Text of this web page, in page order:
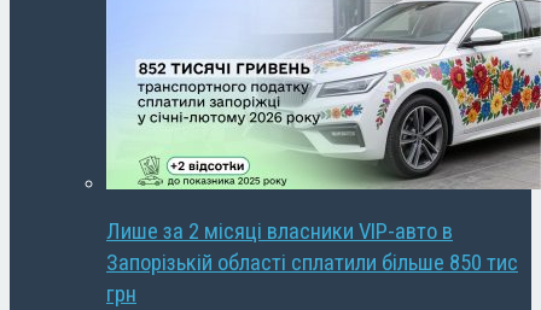
Лише за 2 місяці власники VIP-авто в
Запорізькій області сплатили більше 850 тис
грн